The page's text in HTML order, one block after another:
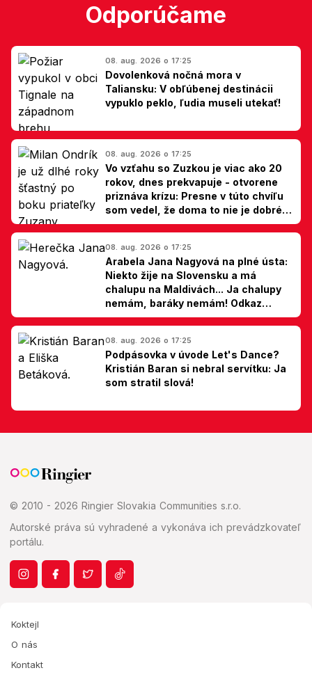
Odporúčame
08. aug. 2026 o 17:25
Dovolenková nočná mora v
Taliansku: V obľúbenej destinácii
vypuklo peklo, ľudia museli utekať!
08. aug. 2026 o 17:25
Vo vzťahu so Zuzkou je viac ako 20
rokov, dnes prekvapuje - otvorene
priznáva krízu: Presne v túto chvíľu
som vedel, že doma to nie je dobré,
hovorí Milan Ondrík
08. aug. 2026 o 17:25
Arabela Jana Nagyová na plné ústa:
Niekto žije na Slovensku a má
chalupu na Maldivách... Ja chalupy
nemám, baráky nemám! Odkaz
Slovákom
08. aug. 2026 o 17:25
Podpásovka v úvode Let's Dance?
Kristián Baran si nebral servítku: Ja
som stratil slová!
© 2010 - 2026 Ringier Slovakia Communities s.r.o.
Autorské práva sú vyhradené a vykonáva ich prevádzkovateľ
portálu.
Koktejl
O nás
Kontakt